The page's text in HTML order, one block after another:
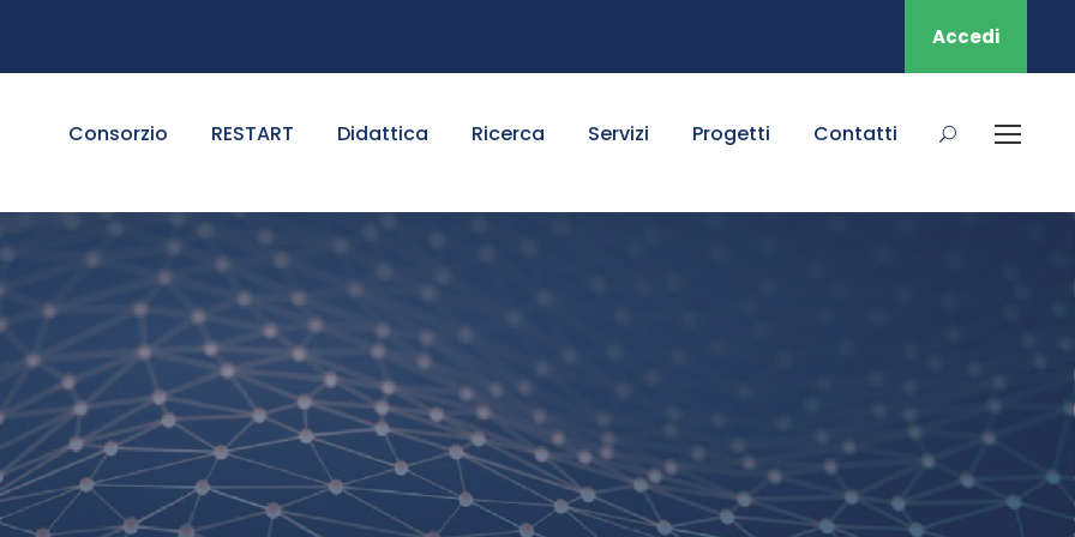
Accedi
Consorzio RESTART Didattica Ricerca Servizi Progetti Contatti